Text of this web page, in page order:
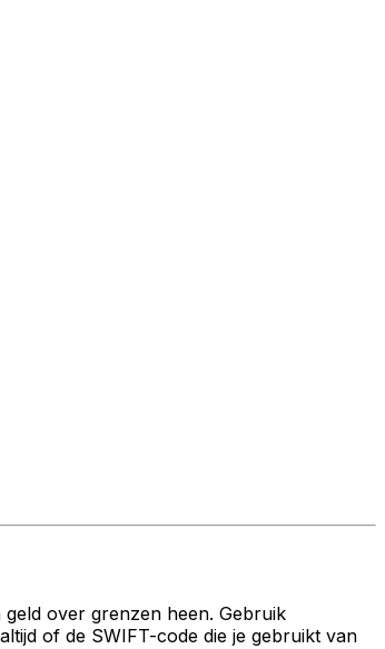
over grenzen heen. Gebruik
of de SWIFT-code die je gebruikt van